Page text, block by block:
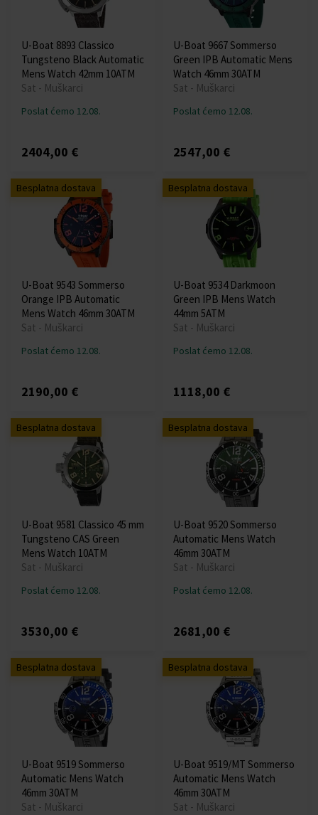
U-Boat 8893 Classico
Tungsteno Black Automatic
Mens Watch 42mm 10ATM
Sat - Muškarci
Poslat ćemo 12.08.
2404,00 €
U-Boat 9667 Sommerso
Green IPB Automatic Mens
Watch 46mm 30ATM
Sat - Muškarci
Poslat ćemo 12.08.
2547,00 €
Besplatna dostava
U-Boat 9543 Sommerso
Orange IPB Automatic
Mens Watch 46mm 30ATM
Sat - Muškarci
Poslat ćemo 12.08.
2190,00 €
Besplatna dostava
U-Boat 9534 Darkmoon
Green IPB Mens Watch
44mm 5ATM
Sat - Muškarci
Poslat ćemo 12.08.
1118,00 €
Besplatna dostava
U-Boat 9581 Classico 45 mm
Tungsteno CAS Green
Mens Watch 10ATM
Sat - Muškarci
Poslat ćemo 12.08.
3530,00 €
Besplatna dostava
U-Boat 9520 Sommerso
Automatic Mens Watch
46mm 30ATM
Sat - Muškarci
Poslat ćemo 12.08.
2681,00 €
Besplatna dostava
U-Boat 9519 Sommerso
Automatic Mens Watch
46mm 30ATM
Sat - Muškarci
Besplatna dostava
U-Boat 9519/MT Sommerso
Automatic Mens Watch
46mm 30ATM
Sat - Muškarci